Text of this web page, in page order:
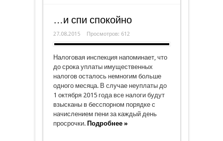
…и спи спокойно
27.08.2015 Просмотров: 612
Налоговая инспекция напоминает, что
до срока уплаты имущественных
налогов осталось немногим больше
одного месяца. В случае неуплаты до
1 октября 2015 года все налоги будут
взысканы в бесспорном порядке с
начислением пени за каждый день
просрочки. Подробнее »